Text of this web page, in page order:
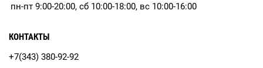
пн-пт 9:00-20:00, сб 10:00-18:00, вс 10:00-16:00
КОНТАКТЫ
+7(343) 380-92-92